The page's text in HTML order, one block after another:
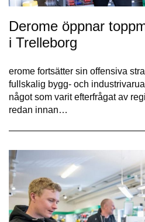
Derome öppnar
i Trelleborg
erome fortsätter sin offensiva
fullskalig bygg- och
något som varit efterfrågat av
redan innan…